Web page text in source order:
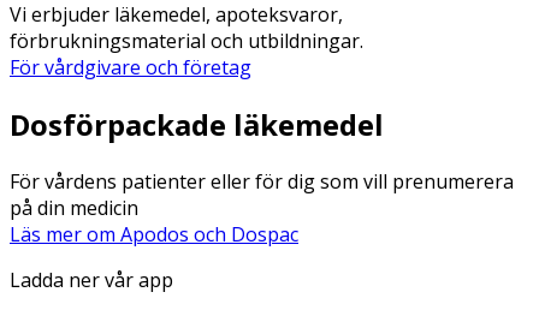
Vi erbjuder läkemedel, apoteksvaror,
förbrukningsmaterial och utbildningar.
För vårdgivare och företag
Dosförpackade läkemedel
För vårdens patienter eller för dig som vill prenumerera
på din medicin
Läs mer om Apodos och Dospac
Ladda ner vår app